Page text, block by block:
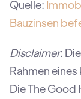
Quelle:
Bauzinsen
Disclaimer:
Rahmen
Die The Good